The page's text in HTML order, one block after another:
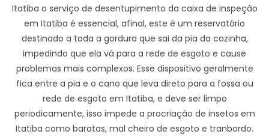
Itatiba o serviço de desentupimento da caixa de inspeção
em Itatiba é essencial, afinal, este é um reservatório
destinado a toda a gordura que sai da pia da cozinha,
impedindo que ela vá para a rede de esgoto e cause
problemas mais complexos. Esse dispositivo geralmente
fica entre a pia e o cano que leva direto para a fossa ou
rede de esgoto em Itatiba, e deve ser limpo
periodicamente, isso impede a procriação de insetos em
Itatiba como baratas, mal cheiro de esgoto e tranbordo.